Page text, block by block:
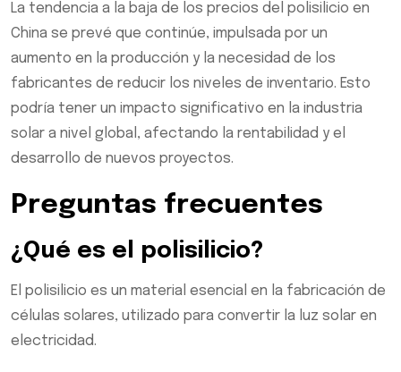
La tendencia a la baja de los precios del polisilicio en
China se prevé que continúe, impulsada por un
aumento en la producción y la necesidad de los
fabricantes de reducir los niveles de inventario. Esto
podría tener un impacto significativo en la industria
solar a nivel global, afectando la rentabilidad y el
desarrollo de nuevos proyectos.
Preguntas frecuentes
¿Qué es el polisilicio?
El polisilicio es un material esencial en la fabricación de
células solares, utilizado para convertir la luz solar en
electricidad.